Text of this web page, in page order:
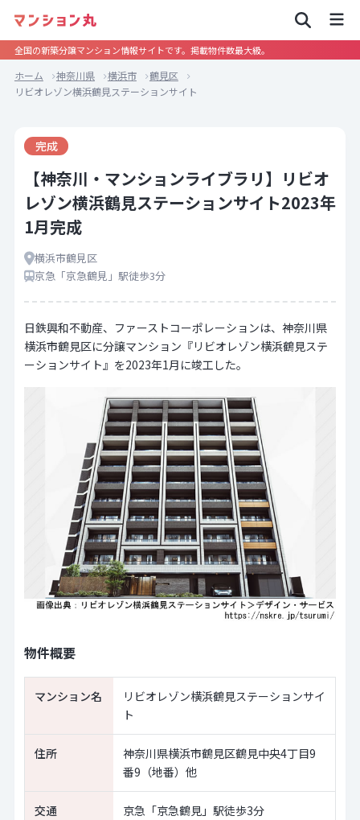
全国の新築分譲マンション情報サイトです。掲載物件数最大級。
ホーム 神奈川県 横浜市
鶴見区
リビオレゾン横浜鶴見ステーションサイト
完成
【神奈川・マンションライブラリ】リビオ
レゾン横浜鶴見ステーションサイト2023年
1月完成
横浜市鶴見区
京急「京急鶴見」駅徒歩3分
日鉄興和不動産、ファーストコーポレーションは、神奈川県
横浜市鶴見区に分譲マンション『リビオレゾン横浜鶴見ステ
ーションサイト』を2023年1月に竣工した。
物件概要
マンション名
リビオレゾン横浜鶴見ステーションサイ
ト
住所
神奈川県横浜市鶴見区鶴見中央4丁目9
番9（地番）他
交通 京急「京急鶴見」駅徒歩3分